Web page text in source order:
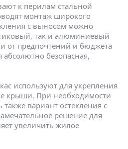
к перилам стальной
монтаж широкого
с выносом можно
так и алюминиевый
от предпочтений и бюджета
абсолютно безопасная,
используют для укрепления
крыши. При необходимости
также вариант остекления с
решение для
увеличить жилое